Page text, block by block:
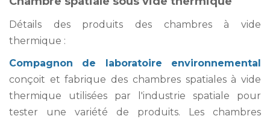
Détails des produits des chambres à vide
thermique :
Compagnon de laboratoire environnemental
conçoit et fabrique des chambres spatiales à vide
thermique utilisées par l'industrie spatiale pour
tester une variété de produits. Les chambres